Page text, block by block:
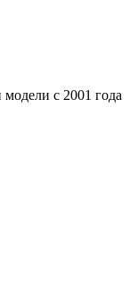
с 2001 года